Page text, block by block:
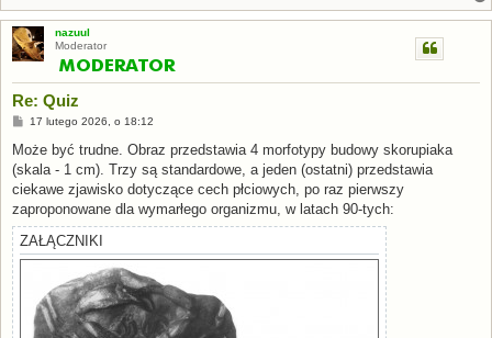
nazuul
Moderator
Re: Quiz
P
s
17 lutego 2026, o 18:12
Może być trudne. Obraz przedstawia 4 morfotypy budowy skorupiaka
(skala - 1 cm). Trzy są standardowe, a jeden (ostatni) przedstawia
ciekawe zjawisko dotyczące cech płciowych, po raz pierwszy
zaproponowane dla wymarłego organizmu, w latach 90-tych:
ZAŁĄCZNIKI